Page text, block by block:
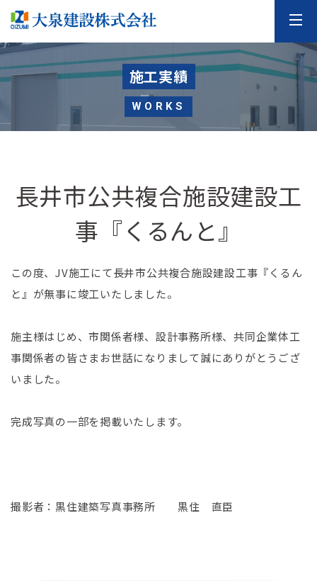
施工実績
WORKS
長井市公共複合施設建設工
事『くるんと』
この度、JV施工にて長井市公共複合施設建設工事『くるん
と』が無事に竣工いたしました。
施主様はじめ、市関係者様、設計事務所様、共同企業体工
事関係者の皆さまお世話になりまして誠にありがとうござ
いました。
完成写真の一部を掲載いたします。
撮影者：黒住建築写真事務所 黒住 直臣